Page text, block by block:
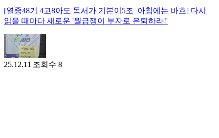
[열중48기 4고8아도 독서가 기본이5조_아침에는 바흐] 다시
읽을 때마다 새로운 '월급쟁이 부자로 은퇴하라!'
25.12.11 |조회수 8